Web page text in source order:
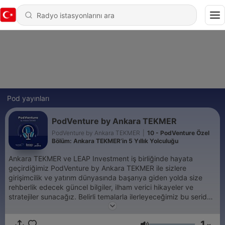
Pod yayınları
PodVenture by Ankara TEKMER
PodVenture by Ankara TEKMER
10 - PodVenture Özel
Bölüm: Ankara TEKMER’in 5 Yıllık Yolculuğu
Ankara TEKMER ve LEAP Investment iş birliğinde hayata
geçirdiğimiz PodVenture by Ankara TEKMER ile sizlere
girişimcilik ve yatırım dünyasında başarıya giden yolda size
rehberlik edecek güncel bilgiler, ilham verici hikayeler ve
stratejiler sunacağız. Belirli temalarla ilerleyeceğimiz bu seride,
konuk aldığımız girişimlerin başarı hikayelerinden, zorluklarla